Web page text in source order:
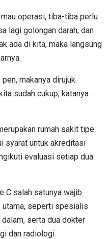
operasi, tiba-tiba perlu
lagi golongan darah, dan
ada di kita, maka langsung
makanya dirujuk.
sudah cukup, katanya
rumah sakit tipe
syarat untuk akreditasi
evaluasi setiap dua
C salah satunya wajib
seperti spesialis
serta dua dokter
dan radiologi.